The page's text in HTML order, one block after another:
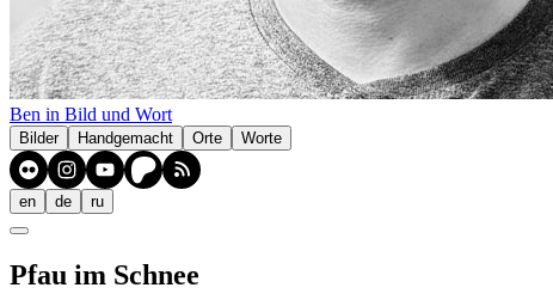
Ben in Bild und Wort
Bilder Handgemacht Orte Worte
en de ru
Pfau im Schnee